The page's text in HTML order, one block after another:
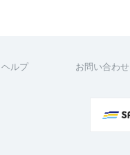
ヘルプ お問い合わせ